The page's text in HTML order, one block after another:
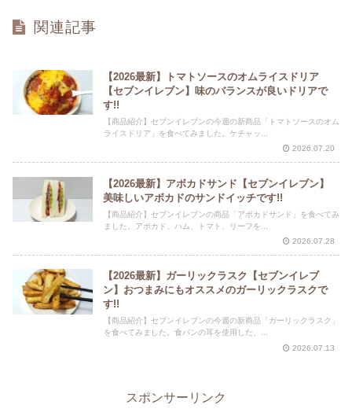
関連記事
【2026最新】トマトソースのオムライスドリア
【セブンイレブン】味のバランスが良いドリアで
す!!
【商品紹介】セブンイレブンの今週の新商品「トマトソースのオム
ライスドリア」を食べてみました。ケチャッ...
2026.07.20
【2026最新】アボカドサンド【セブンイレブン】
美味しいアボカドのサンドイッチです!!
【商品紹介】セブンイレブンの商品「アボカドサンド」を食べてみ
ました。アボカド、ハム、トマト、リーフを...
2026.07.28
【2026最新】ガーリックラスク【セブンイレブ
ン】おつまみにもオススメのガーリックラスクで
す!!
【商品紹介】セブンイレブンの今週の新商品「ガーリックラスク」
を食べてみました。食パンの耳を使用した、...
2026.07.13
スポンサーリンク